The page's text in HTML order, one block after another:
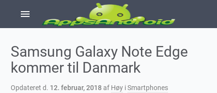
menu
Samsung Galaxy Note Edge
kommer til Danmark
Opdateret d. 12. februar, 2018 af Høy iSmartphones